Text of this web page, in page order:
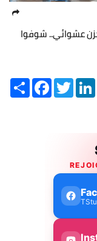
في مخزن عشوائي.. شوفوا
Share Facebook